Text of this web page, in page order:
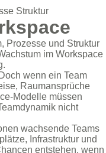
Struktur
Prozesse und Struktur
im Workspace
wenn ein Team
Raumansprüche
Modelle müssen
nicht
wachsende Teams
Infrastruktur und
entstehen, wenn